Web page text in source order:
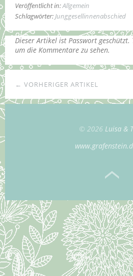
Veröffentlicht in:Allgemein
Schlagwörter:Junggesellinnenabschied
Dieser Artikel ist Passwort geschützt.
um die Kommentare zu sehen.
← VORHERIGER ARTIKEL
© 2026 Luisa &